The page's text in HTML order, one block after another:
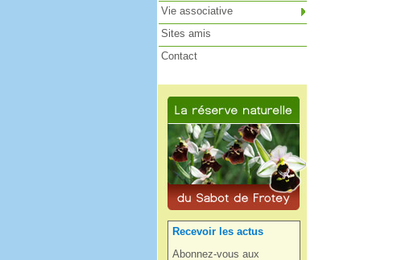
Recevoir les actus
Abonnez-vous aux
Vie associative
Sites amis
Contact